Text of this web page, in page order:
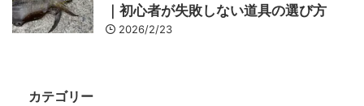
｜初心者が失敗しない道具の選び方
2026/2/23
カテゴリー